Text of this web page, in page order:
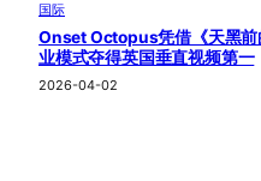
国际
Onset Octopus凭借《天黑前
业模式夺得英国垂直视频第一
2026-04-02